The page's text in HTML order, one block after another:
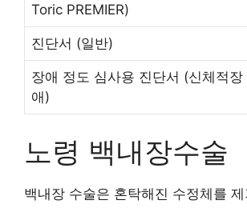
Toric PREMIER)
진단서 (일반)
장애 정도 심사용 진단서 (신체적장
애)
노령 백내장수술
백내장 수술은 혼탁해진 수정체를